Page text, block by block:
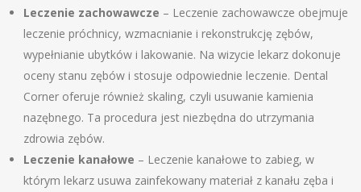
Leczenie zachowawcze – Leczenie zachowawcze obejmuje
leczenie próchnicy, wzmacnianie i rekonstrukcję zębów,
wypełnianie ubytków i lakowanie. Na wizycie lekarz dokonuje
oceny stanu zębów i stosuje odpowiednie leczenie. Dental
Corner oferuje również skaling, czyli usuwanie kamienia
nazębnego. Ta procedura jest niezbędna do utrzymania
zdrowia zębów.
Leczenie kanałowe – Leczenie kanałowe to zabieg, w
którym lekarz usuwa zainfekowany materiał z kanału zęba i